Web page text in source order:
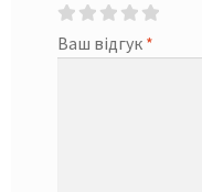
Ваш відгук *